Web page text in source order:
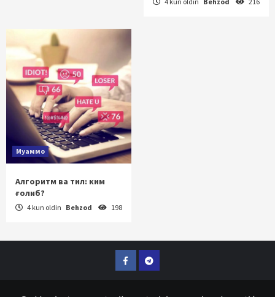
Муаммо
Алгоритм ва тил: ким
ғолиб?
4 kun oldin Behzod 198
FacebookTelegram